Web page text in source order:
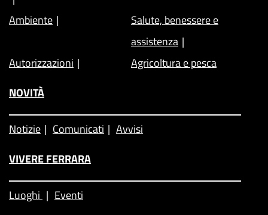
Ambiente
Salute, benessere e
assistenza
Autorizzazioni
Agricoltura e pesca
NOVITÀ
Notizie Comunicati
Avvisi
VIVERE FERRARA
Luoghi
Eventi